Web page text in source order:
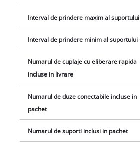
Interval de prindere maxim al suportului
Interval de prindere minim al suportului
Numarul de cuplaje cu eliberare rapida
incluse in livrare
Numarul de duze conectabile incluse in
pachet
Numarul de suporti inclusi in pachet